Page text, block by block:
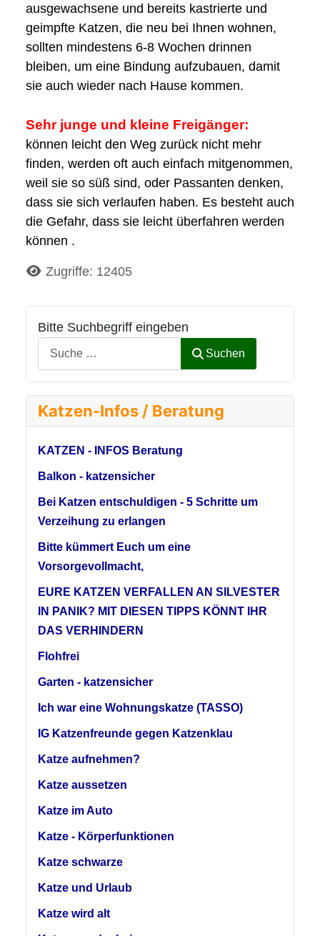
Bitte Suchbegriff eingeben
Suchen
Katzen-Infos / Beratung
KATZEN - INFOS Beratung
Balkon - katzensicher
Bei Katzen entschuldigen - 5 Schritte um
Verzeihung zu erlangen
Bitte kümmert Euch um eine
Vorsorgevollmacht,
EURE KATZEN VERFALLEN AN SILVESTER
IN PANIK? MIT DIESEN TIPPS KÖNNT IHR
DAS VERHINDERN
Flohfrei
Garten - katzensicher
Ich war eine Wohnungskatze (TASSO)
IG Katzenfreunde gegen Katzenklau
Katze aufnehmen?
Katze aussetzen
Katze im Auto
Katze - Körperfunktionen
Katze schwarze
Katze und Urlaub
Katze wird alt
ausgewachsene und bereits kastrierte und
geimpfte Katzen, die neu bei Ihnen wohnen,
sollten mindestens 6-8 Wochen drinnen
bleiben, um eine Bindung aufzubauen, damit
sie auch wieder nach Hause kommen.
Sehr junge und kleine Freigänger:
können leicht den Weg zurück nicht mehr
finden, werden oft auch einfach mitgenommen,
weil sie so süß sind, oder Passanten denken,
dass sie sich verlaufen haben. Es besteht auch
die Gefahr, dass sie leicht überfahren werden
können .
DetailsZugriffe: 12405